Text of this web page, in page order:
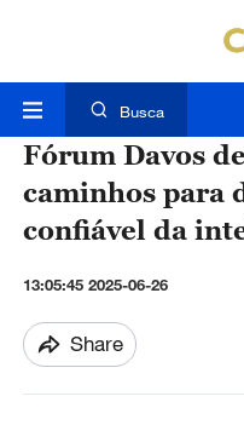
Busca
Fórum Davos
caminhos para
confiável da
13:05:45 2025-06-26
Share